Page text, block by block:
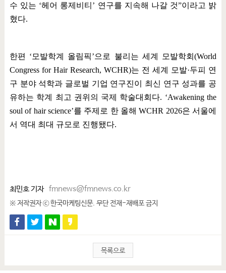
수 있는 ‘헤어 롱제비티 ’ 연구를 지속해 나갈 것”이라고 밝
혔다.
한편 ‘ 모발학계 올림픽’으로 불리는 세계 모발학회(World
Congress for Hair Research, WCHR)는 전 세계 모발·두피 연
구 분야 석학과 글로벌 기업 연구진이 최신 연구 성과를 공
유하는 학계 최고 권위의 국제 학술대회다. ‘Awakening the
soul of hair science’를 주제로 한 올해WCHR 2026은 서울에
서 역대 최대 규모로 진행됐다.
최민호 기자 fmnews@fmnews.co.kr
※ 저작권자 ⓒ 한국마케팅신문. 무단 전재-재배포 금지
목록으로